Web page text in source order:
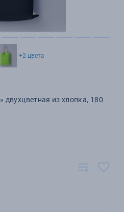
+2 цвета
двухцветная из хлопка, 180